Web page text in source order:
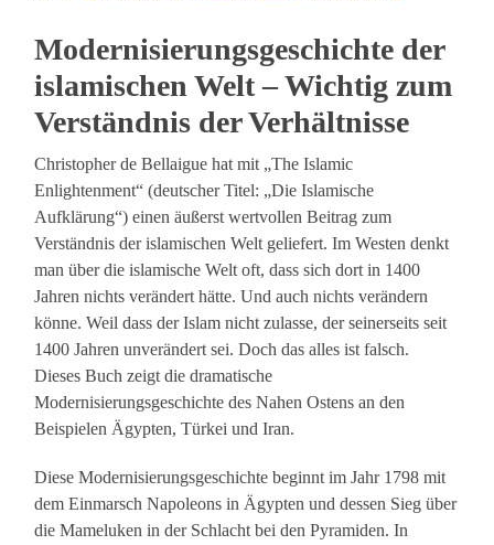
Modernisierungsgeschichte der
islamischen Welt – Wichtig zum
Verständnis der Verhältnisse
Christopher de Bellaigue hat mit „The Islamic
Enlightenment“ (deutscher Titel: „Die Islamische
Aufklärung“) einen äußerst wertvollen Beitrag zum
Verständnis der islamischen Welt geliefert. Im Westen denkt
man über die islamische Welt oft, dass sich dort in 1400
Jahren nichts verändert hätte. Und auch nichts verändern
könne. Weil dass der Islam nicht zulasse, der seinerseits seit
1400 Jahren unverändert sei. Doch das alles ist falsch.
Dieses Buch zeigt die dramatische
Modernisierungsgeschichte des Nahen Ostens an den
Beispielen Ägypten, Türkei und Iran.
Diese Modernisierungsgeschichte beginnt im Jahr 1798 mit
dem Einmarsch Napoleons in Ägypten und dessen Sieg über
die Mameluken in der Schlacht bei den Pyramiden. In